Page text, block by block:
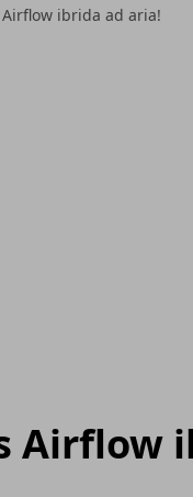
Airflow ibrida ad aria!
Airflow